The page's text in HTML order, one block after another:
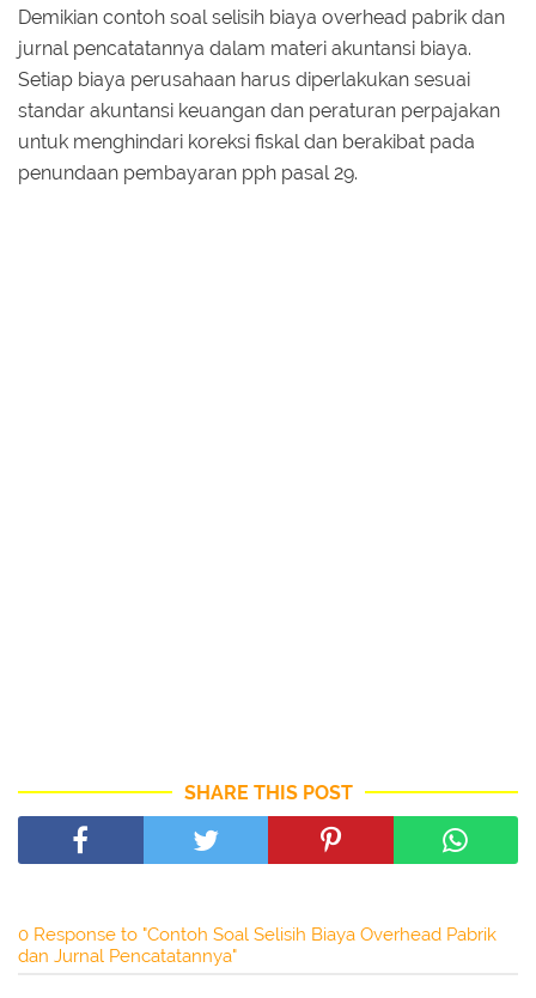
Demikian contoh soal selisih biaya overhead pabrik dan
jurnal pencatatannya dalam materi akuntansi biaya.
Setiap biaya perusahaan harus diperlakukan sesuai
standar akuntansi keuangan dan peraturan perpajakan
untuk menghindari koreksi fiskal dan berakibat pada
penundaan pembayaran pph pasal 29.
SHARE THIS POST
0 Response to "Contoh Soal Selisih Biaya Overhead Pabrik
dan Jurnal Pencatatannya"